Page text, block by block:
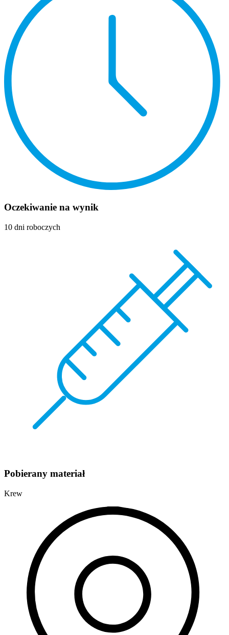
Oczekiwanie na wynik
10 dni roboczych
Pobierany materiał
Krew